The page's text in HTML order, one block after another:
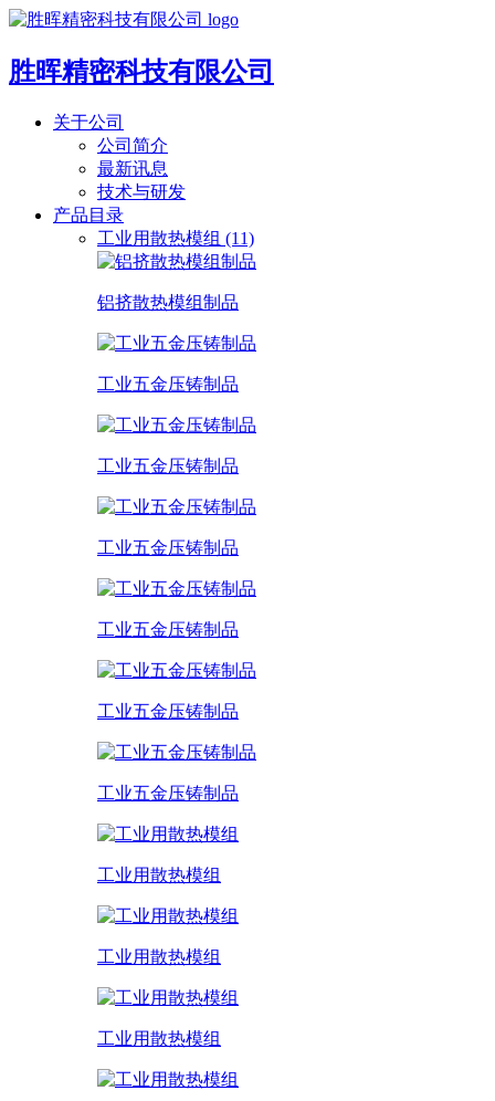
胜晖精密科技有限公司
关于公司
公司简介
最新讯息
技术与研发
产品目录
工业用散热模组 (11)
铝挤散热模组制品
工业五金压铸制品
工业五金压铸制品
工业五金压铸制品
工业五金压铸制品
工业五金压铸制品
工业五金压铸制品
工业用散热模组
工业用散热模组
工业用散热模组